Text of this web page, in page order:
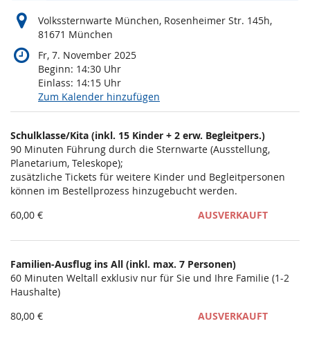
Volkssternwarte München, Rosenheimer Str. 145h,
81671 München
Fr, 7. November 2025
Beginn: 14:30 Uhr
Einlass: 14:15 Uhr
Zum Kalender hinzufügen
Produkte
Unkategorisierte
Produkte
Schulklasse/Kita (inkl. 15 Kinder + 2 erw. Begleitpers.)
90 Minuten Führung durch die Sternwarte (Ausstellung,
Planetarium, Teleskope);
zusätzliche Tickets für weitere Kinder und Begleitpersonen
können im Bestellprozess hinzugebucht werden.
60,00 €
AUSVERKAUFT
Familien-Ausflug ins All (inkl. max. 7 Personen)
60 Minuten Weltall exklusiv nur für Sie und Ihre Familie (1-2
Haushalte)
80,00 €
AUSVERKAUFT